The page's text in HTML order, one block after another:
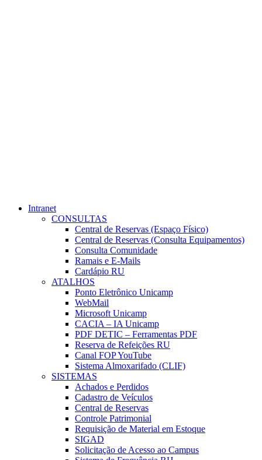
Intranet
CONSULTAS
Central de Reservas (Espaço Físico)
Central de Reservas (Consulta Equipamentos)
Consulta Comunidade
Ramais e E-Mails
Cardápio RU
ATALHOS
Ponto Eletrônico Unicamp
WebMail
Microsoft Unicamp
CACIA – IA Unicamp
PDF DETIC – Ferramentas PDF
Reserva de Refeições RU
Canal FOP YouTube
Sistema Almoxarifado (CLIF)
SISTEMAS
Achados e Perdidos
Cadastro de Veículos
Central de Reservas
Controle Patrimonial
Requisição de Material em Estoque
SIGAD
Solicitação de Acesso ao Campus